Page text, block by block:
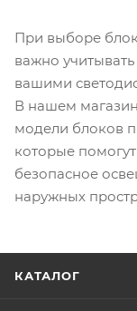
При выборе
важно
вашими
В нашем
модели блоков
которые
безопасное
наружных
КАТАЛОГ